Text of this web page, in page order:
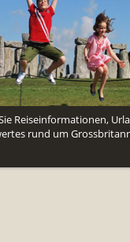
Reiseinformationen,
rund um